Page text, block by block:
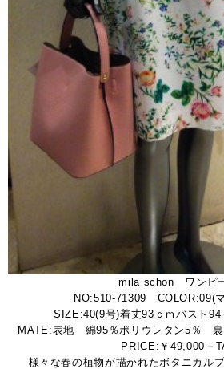
mila schon ワンピ
NO:510-71309 COLOR:09(
SIZE:40(9号)着丈93ｃｍバスト94
MATE:表地 綿95％ポリウレタン5％
PRICE:￥49,000＋
様々な春の植物が描かれたボタニカル